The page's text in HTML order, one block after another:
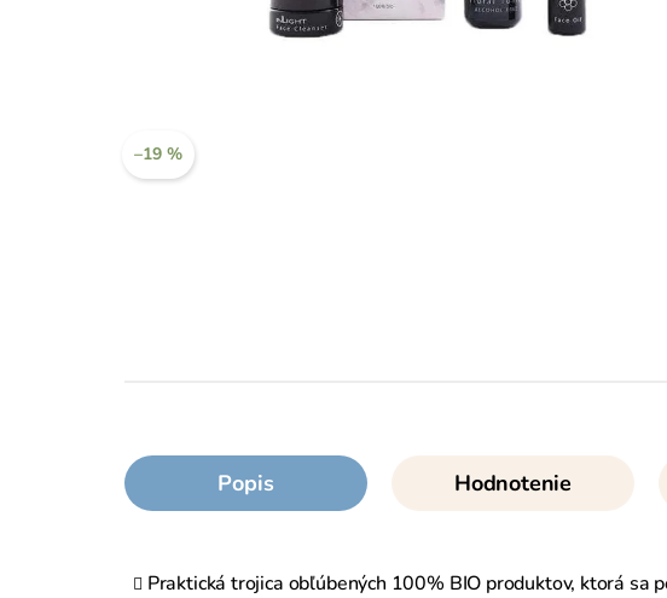
–19 %
Popis Hodnotenie
Praktická trojica obľúbených 100% BIO produktov, ktorá sa